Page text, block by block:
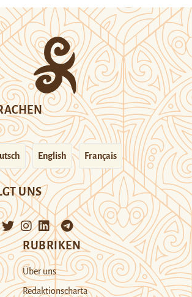
English Français
UNS
RUBRIKEN
Über uns
Redaktionscharta